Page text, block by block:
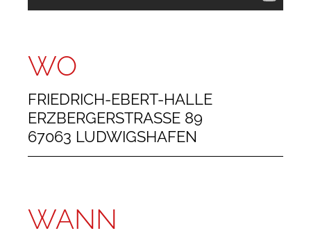
WO
FRIEDRICH-EBERT-HALLE
ERZBERGERSTRASSE 89
67063 LUDWIGSHAFEN
WANN